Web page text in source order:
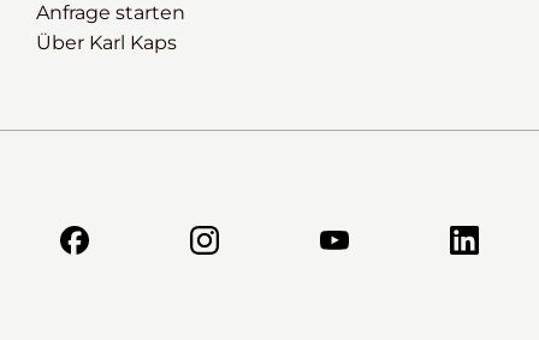
Anfrage starten
Über Karl Kaps